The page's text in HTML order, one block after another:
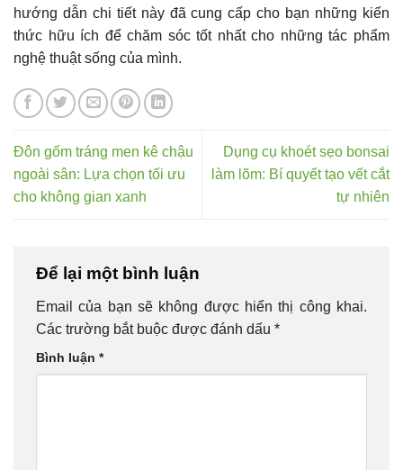
hướng dẫn chi tiết này đã cung cấp cho bạn những kiến
thức hữu ích để chăm sóc tốt nhất cho những tác phẩm
nghệ thuật sống của mình.
Đôn gốm tráng men kê chậu
ngoài sân: Lựa chọn tối ưu
cho không gian xanh
Dụng cụ khoét sẹo bonsai
làm lõm: Bí quyết tạo vết cắt
tự nhiên
Để lại một bình luận
Email của bạn sẽ không được hiển thị công khai.
Các trường bắt buộc được đánh dấu *
Bình luận *